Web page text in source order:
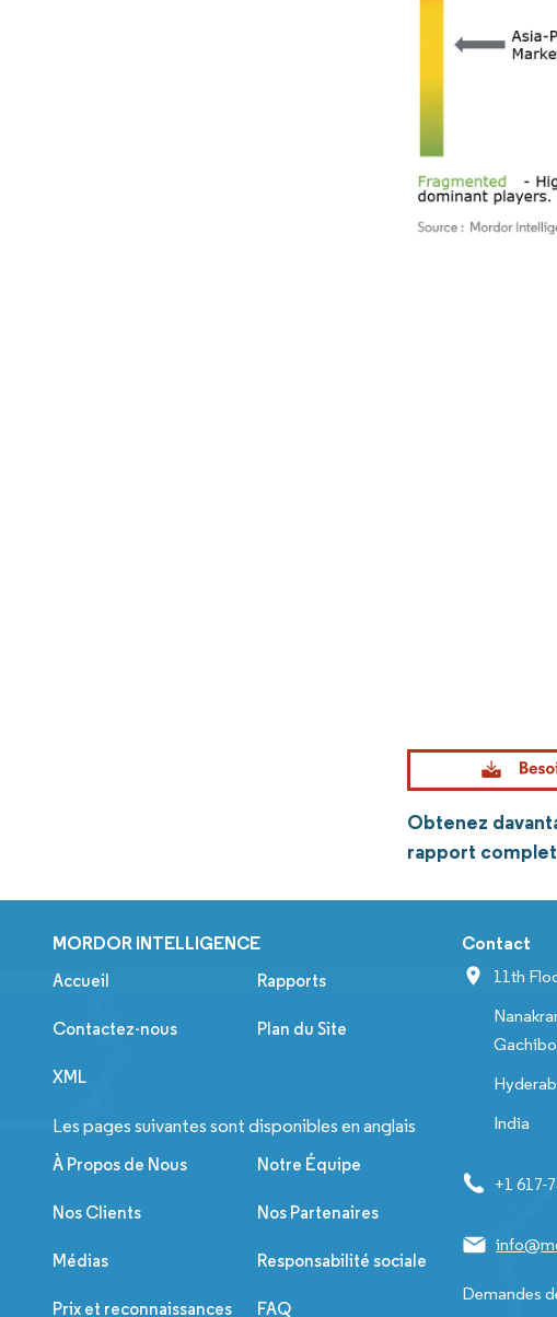
Obtenez
rapport complet
MORDOR INTELLIGENCE
Accueil Rapports
Contactez-nous Plan du Site
XML
Les pages suivantes sont disponibles en anglais
À Propos de Nous Notre Équipe
Nos Clients Nos Partenaires
Médias Responsabilité sociale
Prix et reconnaissances FAQ
Contact
11th
India
+1 617-
Demandes